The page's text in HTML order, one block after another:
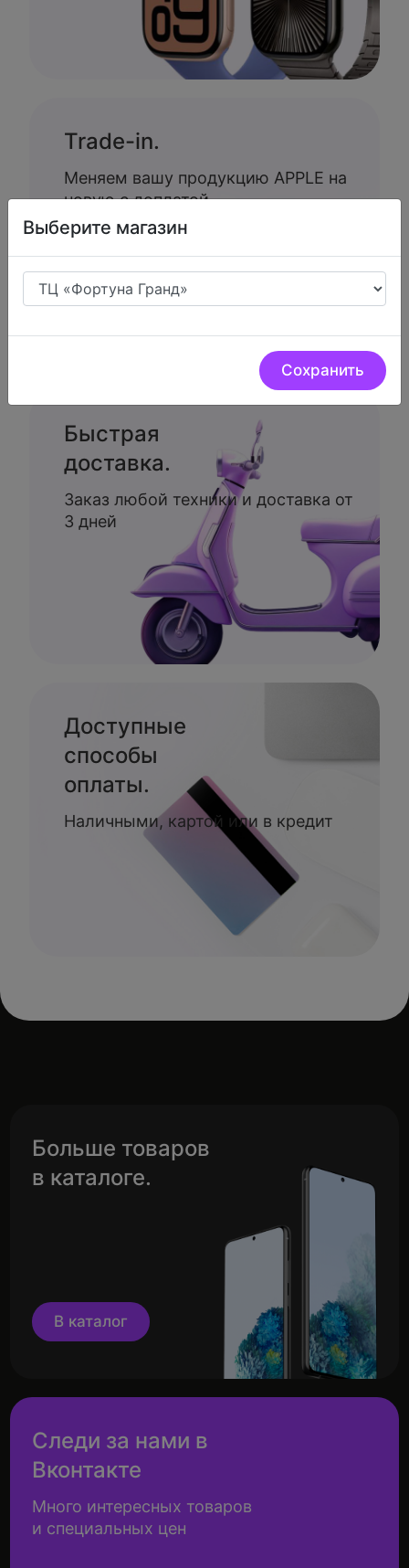
Выберите магазин
Сохранить
Trade-in.
Меняем вашу продукцию APPLE на
новую с доплатой
Быстрая
доставка.
Заказ любой техники и доставка от
3 дней
Доступные
способы
оплаты.
Наличными, картой или в кредит
Больше товаров
в каталоге.
В каталог
Следи за нами в
Вконтакте
Много интересных товаров
и специальных цен